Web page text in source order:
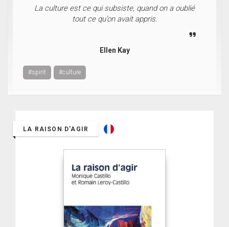
La culture est ce qui subsiste, quand on a oublié
tout ce qu’on avait appris.
Ellen Kay
#spirit #culture
LA RAISON D'AGIR